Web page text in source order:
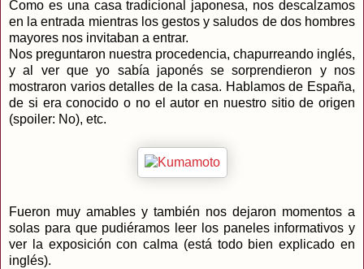
Como es una casa tradicional japonesa, nos descalzamos
en la entrada mientras los gestos y saludos de dos hombres
mayores nos invitaban a entrar.
Nos preguntaron nuestra procedencia, chapurreando inglés,
y al ver que yo sabía japonés se sorprendieron y nos
mostraron varios detalles de la casa. Hablamos de España,
de si era conocido o no el autor en nuestro sitio de origen
(spoiler: No), etc.
Fueron muy amables y también nos dejaron momentos a
solas para que pudiéramos leer los paneles informativos y
ver la exposición con calma (está todo bien explicado en
inglés).